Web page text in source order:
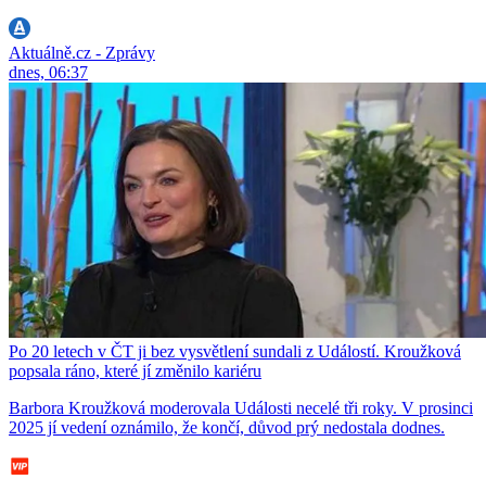
Aktuálně.cz - Zprávy
dnes, 06:37
Po 20 letech v ČT ji bez vysvětlení sundali z Událostí. Kroužková
popsala ráno, které jí změnilo kariéru
Barbora Kroužková moderovala Události necelé tři roky. V prosinci
2025 jí vedení oznámilo, že končí, důvod prý nedostala dodnes.